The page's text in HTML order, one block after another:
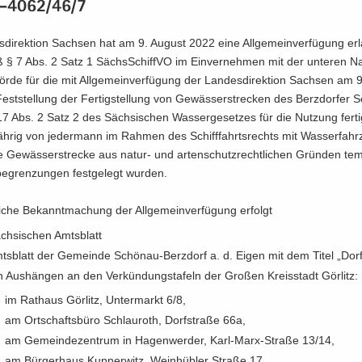
4062/46/7
Sach­sen hat am 9. Au­gust 2022 eine All­ge­mein­ver­fü­gung
§ 7 Abs. 2 Satz 1 Sächs­Schiff­VO im Ein­ver­neh­men mit der un­te­ren
für die mit All­ge­mein­ver­fü­gung der Lan­des­di­rek­ti­on Sach­sen am
der Fer­tig­stel­lung von Ge­wäs­ser­stre­cken des Berz­dor­fer
Abs. 2 Satz 2 des Säch­si­schen Was­ser­ge­set­zes für die Nut­zung
von je­der­mann im Rah­men des Schiff­fahrts­rechts mit
Ge­wäs­ser­stre­cke aus natur-​ und ar­ten­schutz­recht­li­chen Grün­den
fest­ge­legt wur­den.
Be­kannt­ma­chung der All­ge­mein­ver­fü­gung er­folgt
Amts­blatt
der Ge­mein­de Schönau-​Berzdorf a. d. Eigen mit dem Titel
Aus­hän­gen an den Ver­kün­dungs­ta­feln der Gro­ßen Kreis­stadt Gör­litz:
im Rat­haus Gör­litz, Un­ter­markt 6/8,
am Ort­schafts­bü­ro Sch­lau­roth, Dorf­stra­ße 66a,
am Ge­mein­de­zen­trum in Ha­gen­wer­der, Karl-​Marx-Straße 13/14,